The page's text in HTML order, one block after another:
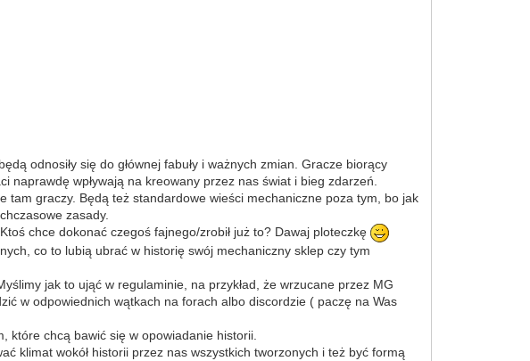
odnosiły się do głównej fabuły i ważnych zmian. Gracze biorący
wpływają na kreowany przez nas świat i bieg zdarzeń.
graczy. Będą też standardowe wieści mechaniczne poza tym, bo jak
zasady.
chce dokonać czegoś fajnego/zrobił już to? Dawaj ploteczkę
co to lubią ubrać w historię swój mechaniczny sklep czy tym
jak to ująć w regulaminie, na przykład, że wrzucane przez MG
w odpowiednich wątkach na forach albo discordzie ( paczę na Was
które chcą bawić się w opowiadanie historii.
klimat wokół historii przez nas wszystkich tworzonych i też być formą